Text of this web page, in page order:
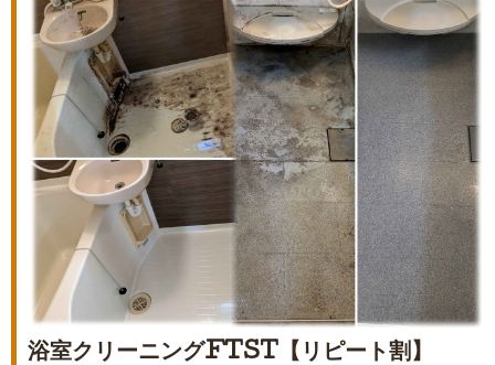
浴室クリーニングFTST【リピート割】